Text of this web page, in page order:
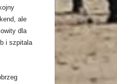
ale
dla
i szpitala